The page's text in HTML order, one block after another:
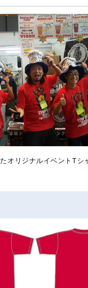
オリジナルイベントTシ